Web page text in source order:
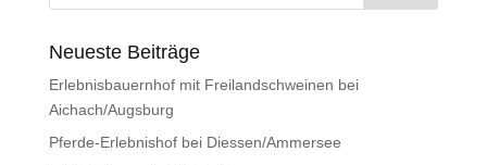
Neueste Beiträge
Erlebnisbauernhof mit Freilandschweinen bei
Aichach/Augsburg
Pferde-Erlebnishof bei Diessen/Ammersee